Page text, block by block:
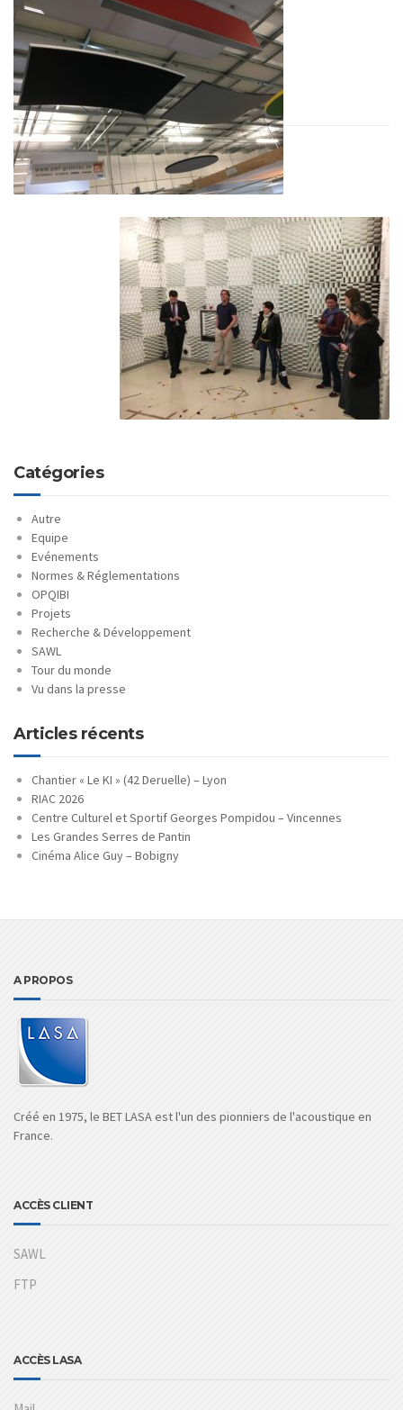
Catégories
Autre
Equipe
Evénements
Normes & Réglementations
OPQIBI
Projets
Recherche & Développement
SAWL
Tour du monde
Vu dans la presse
Articles récents
Chantier « Le KI » (42 Deruelle) – Lyon
RIAC 2026
Centre Culturel et Sportif Georges Pompidou – Vincennes
Les Grandes Serres de Pantin
Cinéma Alice Guy – Bobigny
A PROPOS
Créé en 1975, le BET LASA est l'un des pionniers de l'acoustique en
France.
ACCÈS CLIENT
SAWL
FTP
ACCÈS LASA